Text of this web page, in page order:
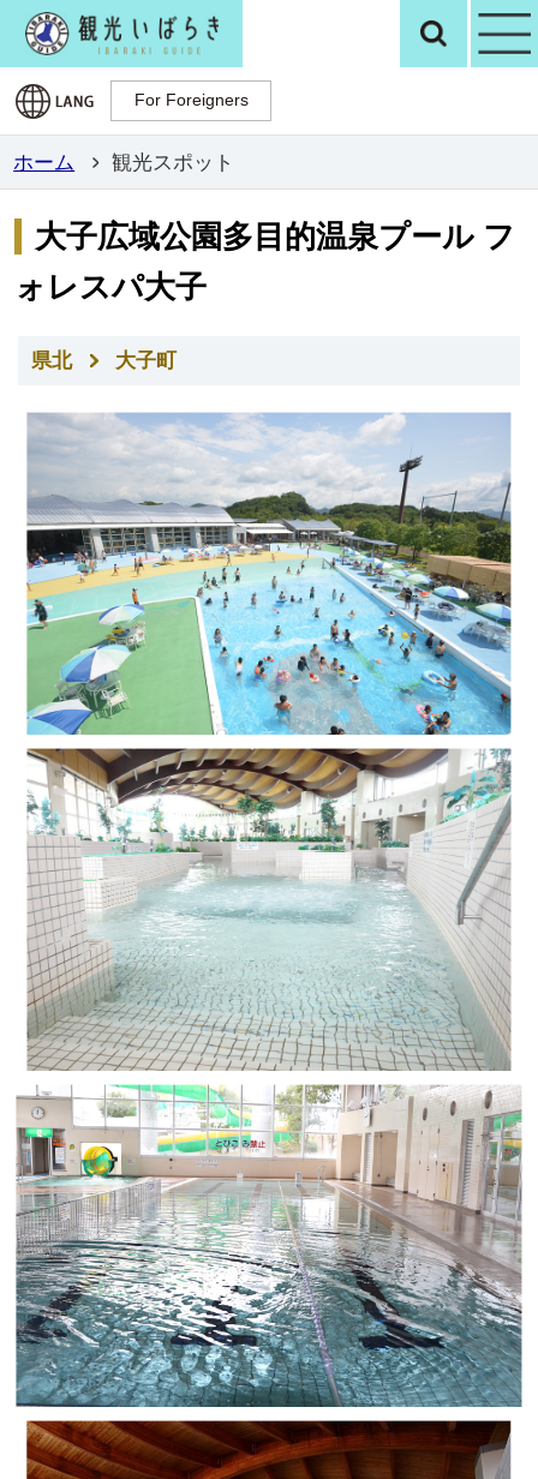
観光いばらき検
For Foreigners
For Foreigners
ホーム 観光スポット
大子広域公園多目的温泉プール フ
ォレスパ大子
県北 大子町